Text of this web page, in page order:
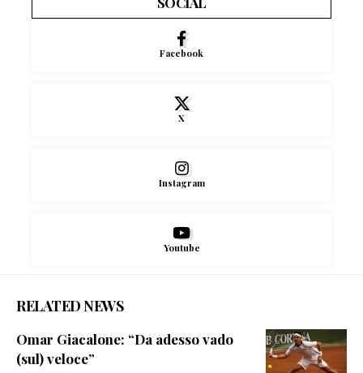
Facebook
X
Instagram
Youtube
RELATED NEWS
Omar Giacalone: “Da adesso vado
(sul) veloce”